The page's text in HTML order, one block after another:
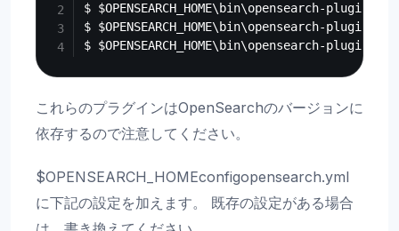
$ $OPENSEARCH_HOME\bin\opensearch-
$ $OPENSEARCH_HOME\bin\opensearch-
これらのプラグインはOpenSearchのバージョンに
依存するので注意してください。
$OPENSEARCH_HOMEconfigopensearch.yml
に下記の設定を加えます。 既存の設定がある場合